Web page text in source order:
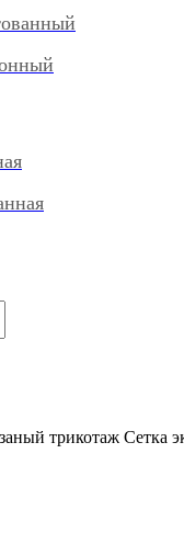
трикотаж Сетка